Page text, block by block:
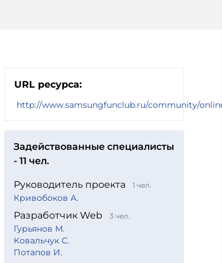
URL ресурса:
http://www.samsungfunclub.ru/community/
Задействованные специалисты
- 11 чел.
Руководитель проекта 1 чел.
Кривобоков А.
Разработчик Web 3 чел.
Гурьянов М.
Ковальчук С.
Потапов И.